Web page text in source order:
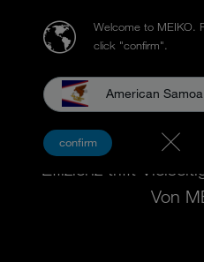
Welcome to MEIKO.
click "confirm".
American
confirm
Effizienz trifft
Von